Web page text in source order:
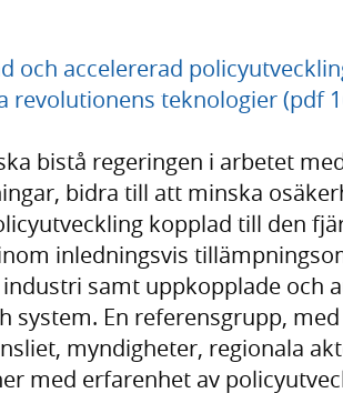
och accelererad
revolutionens teknologier (pdf
bistå regeringen i arbetet
bidra till att minska
kopplad till den
inledningsvis
samt uppkopplade och
system. En referensgrupp,
myndigheter, regionala
med erfarenhet av